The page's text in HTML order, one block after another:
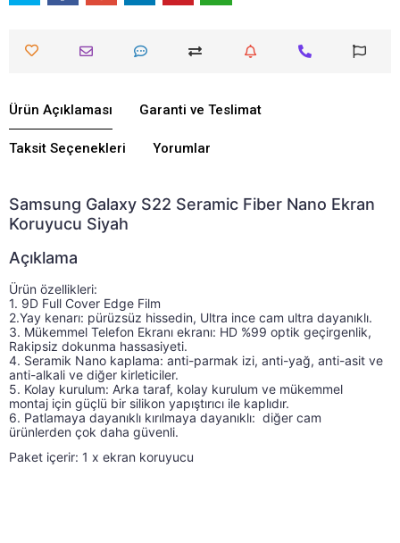
Ürün Açıklaması Garanti ve Teslimat
Taksit Seçenekleri Yorumlar
Samsung Galaxy S22 Seramic Fiber Nano Ekran
Koruyucu Siyah
Açıklama
Ürün özellikleri: 1. 2.5D Yay kenarı: pürüzsüz
Ürün özellikleri:
1. 9D Full Cover Edge Film
2.Yay kenarı: pürüzsüz hissedin, Ultra ince cam ultra dayanıklı.
3. Mükemmel Telefon Ekranı ekranı: HD %99 optik geçirgenlik,
Rakipsiz dokunma hassasiyeti.
4. Seramik Nano kaplama: anti-parmak izi, anti-yağ, anti-asit ve
anti-alkali ve diğer kirleticiler.
5. Kolay kurulum: Arka taraf, kolay kurulum ve mükemmel
montaj için güçlü bir silikon yapıştırıcı ile kaplıdır.
6. Patlamaya dayanıklı kırılmaya dayanıklı:  diğer cam
ürünlerden çok daha güvenli.
Paket içerir: 1 x ekran koruyucu